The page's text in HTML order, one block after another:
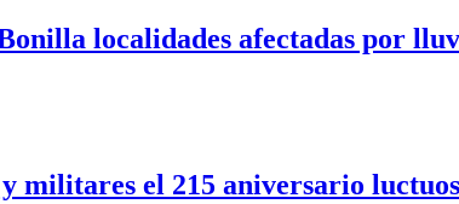
localidades afectadas por
militares el 215 aniversario